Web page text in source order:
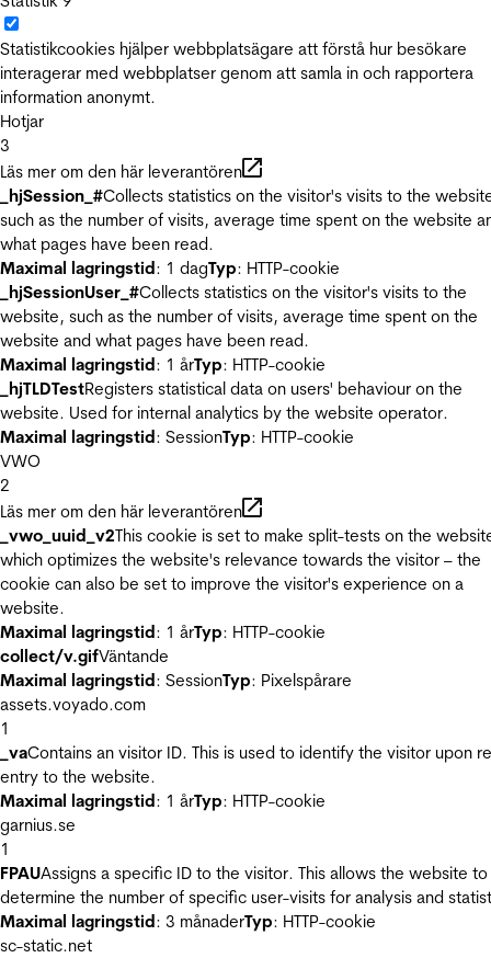
Statistikcookies hjälper webbplatsägare att förstå hur besökare
interagerar med webbplatser genom att samla in och rapportera
information anonymt.
Hotjar
3
Läs mer om den här leverantören
_hjSession_#Collects statistics on the visitor's visits to the
such as the number of visits, average time spent on the website
what pages have been read.
Maximal lagringstid: 1 dagTyp: HTTP-cookie
_hjSessionUser_#Collects statistics on the visitor's visits to the
website, such as the number of visits, average time spent on the
website and what pages have been read.
Maximal lagringstid: 1 årTyp: HTTP-cookie
_hjTLDTestRegisters statistical data on users' behaviour on the
website. Used for internal analytics by the website operator.
Maximal lagringstid: SessionTyp: HTTP-cookie
VWO
2
Läs mer om den här leverantören
_vwo_uuid_v2This cookie is set to make split-tests on the
which optimizes the website's relevance towards the visitor – the
cookie can also be set to improve the visitor's experience on a
website.
Maximal lagringstid: 1 årTyp: HTTP-cookie
collect/v.gifVäntande
Maximal lagringstid: SessionTyp: Pixelspårare
assets.voyado.com
1
_vaContains an visitor ID. This is used to identify the visitor upon
entry to the website.
Maximal lagringstid: 1 årTyp: HTTP-cookie
garnius.se
1
FPAUAssigns a specific ID to the visitor. This allows the website to
determine the number of specific user-visits for analysis and
Maximal lagringstid: 3 månaderTyp: HTTP-cookie
sc-static.net